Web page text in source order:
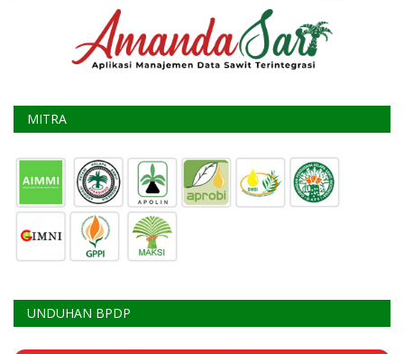
MITRA
UNDUHAN BPDP